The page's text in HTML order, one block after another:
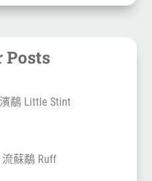
Posts
鷸 Little Stint
流蘇鷸 Ruff